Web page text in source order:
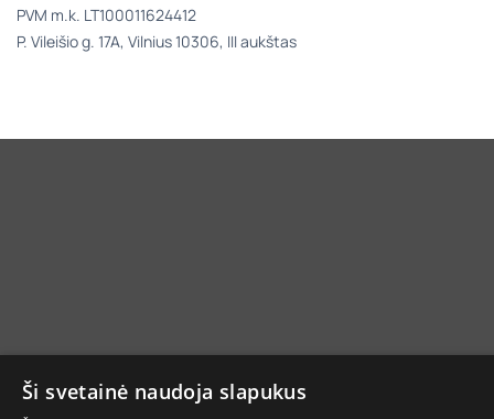
PVM m.k. LT100011624412
P. Vileišio g. 17A, Vilnius 10306, III aukštas
Ši svetainė naudoja slapukus